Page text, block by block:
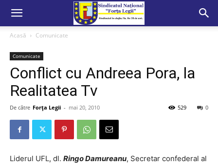
Acasă Comunicate
Comunicate
Conflict cu Andreea Pora, la
Realitatea Tv
De către Forța Legii - mai 20, 2010 0
529
Liderul UFL, dl. Ringo Damureanu, Secretar confederal al